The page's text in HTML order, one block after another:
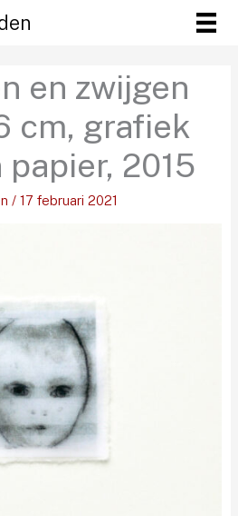
en zwijgen
cm, grafiek
2015
/ 17 februari 2021